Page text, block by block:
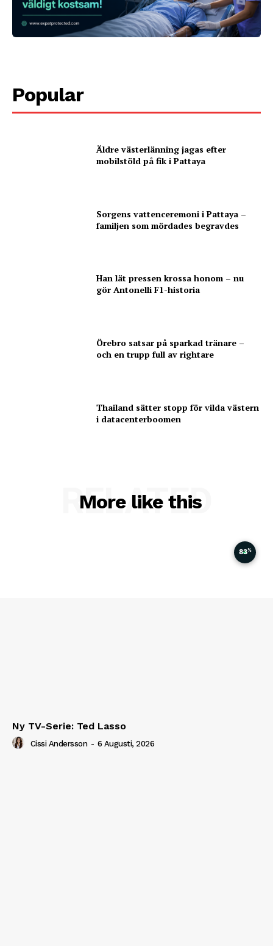
Popular
Äldre västerlänning jagas efter
mobilstöld på fik i Pattaya
Sorgens vattenceremoni i Pattaya –
familjen som mördades begravdes
Han lät pressen krossa honom – nu
gör Antonelli F1-historia
Örebro satsar på sparkad tränare –
och en trupp full av rightare
Thailand sätter stopp för vilda västern
i datacenterboomen
More like this
RELATED
83%
Ny TV-Serie: Ted Lasso
Cissi Andersson - 6 Augusti, 2026